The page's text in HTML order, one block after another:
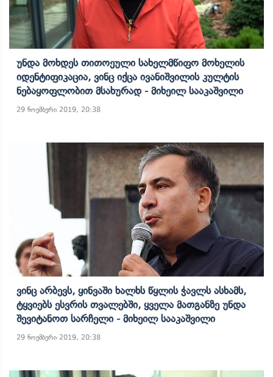
Უნდა Მოხდეს Თითოეული Სახელმწიფო Მოხელის
Იდენტიფიკაცია, Ვინც Იქცა Ივანიშვილის Კულტის
Ნებაყოფლობით Მსახურად - Მიხეილ Სააკაშვილი
29 ნოემბერი 2019, 20:38
Ვინც Არბევს, Ყინვაში Ხალხს Წყლის Ჭავლს Ასხამს,
Ტყვიებს Ესვრის Თვალებში, Ყველა Მათგანზე Უნდა
Შევიტანოთ Სარჩელი - Მიხეილ Სააკაშვილი
29 ნოემბერი 2019, 20:38